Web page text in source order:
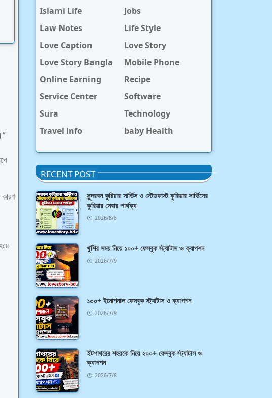
Islami Life
Jobs
Law Notes
Life Style
Love Caption
Love Story
Love Story Bangla
Mobile Phone
Online Earning
Recipe
Service Center
Software
Sura
Technology
Travel info
baby Health
RECENT POST
সুন্দরবন কুরিয়ার সার্ভিস ও স্টেডফাস্ট কুরিয়ার সার্ভিসের
কুরিয়ার সেবার পার্থক্য
2026/8/6
খুশির সময় নিয়ে ১০০+ ফেসবুক স্ট্যাটাস ও ক্যাপশন
2026/7/9
১০০+ ইমোশনাল ফেসবুক স্ট্যাটাস ও ক্যাপশন
2026/7/9
ইটপাথরের শহরকে নিয়ে ২০০+ ফেসবুক স্ট্যাটাস ও
ক্যাপশন
2026/7/8